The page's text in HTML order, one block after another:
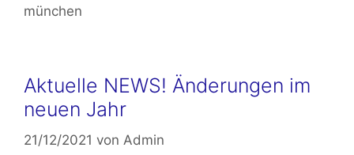
münchen
Aktuelle NEWS! Änderungen im
neuen Jahr
21/12/2021 von Admin